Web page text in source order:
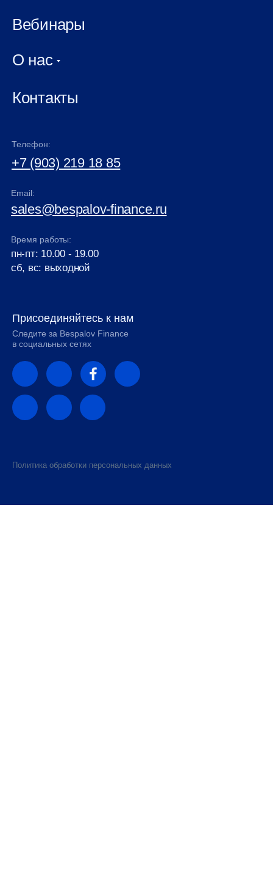
Политика обработки персональных данных
Контакты
+7 (903) 219 18 85
Вебинары
О нас
Следите за Bespalov Finance
в социальных сетях
Телефон:
Email:
sales@bespalov-finance.ru
пн-пт: 10.00 - 19.00
сб, вс: выходной
Время работы:
Присоединяйтесь к нам